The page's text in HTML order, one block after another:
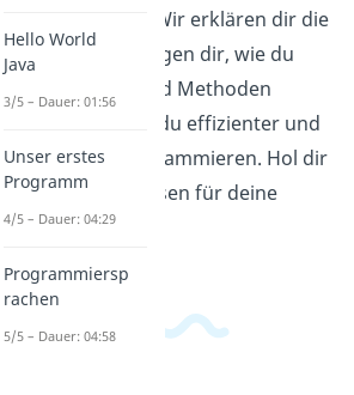
anwendest. Wir erklären dir die
und zeigen dir, wie du
Objekte und Methoden
So kannst du effizienter und
programmieren. Hol dir
das nötige Wissen für deine
Projekte!
Hello World
Java
3/5 – Dauer: 01:56
Unser erstes
Programm
4/5 – Dauer: 04:29
Programmiersp
rachen
5/5 – Dauer: 04:58